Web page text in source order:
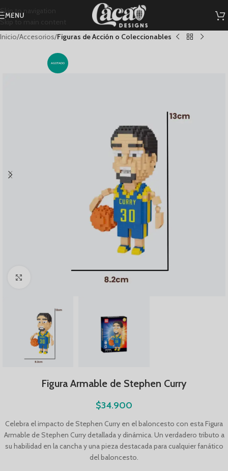
Skip to navigation
Skip to main content
MENU
Inicio Accesorios Figuras de Acción o Coleccionables
AGOTADO
Figura Armable de Stephen Curry
$34.900
Celebra el impacto de Stephen Curry en el baloncesto con esta Figura
Armable de Stephen Curry detallada y dinámica. Un verdadero tributo a
su habilidad en la cancha y una pieza destacada para cualquier fanático
del baloncesto.